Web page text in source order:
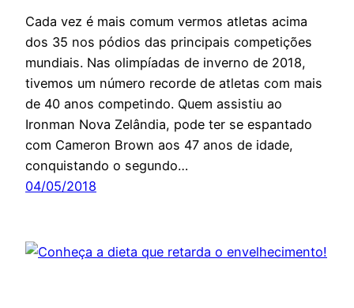
Cada vez é mais comum vermos atletas acima
dos 35 nos pódios das principais competições
mundiais. Nas olimpíadas de inverno de 2018,
tivemos um número recorde de atletas com mais
de 40 anos competindo. Quem assistiu ao
Ironman Nova Zelândia, pode ter se espantado
com Cameron Brown aos 47 anos de idade,
conquistando o segundo…
04/05/2018